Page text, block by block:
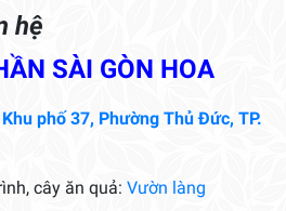
hệ
SÀI GÒN HOA
phố 37, Phường Thủ Đức, TP.
cây ăn quả: Vườn làng